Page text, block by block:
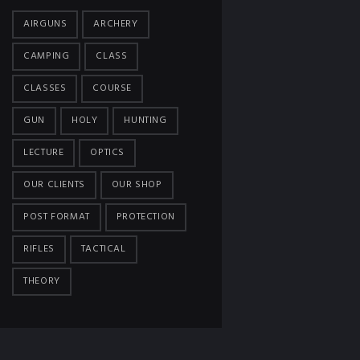
AIRGUNS
ARCHERY
CAMPING
CLASS
CLASSES
COURSE
GUN
HOLY
HUNTING
LECTURE
OPTICS
OUR CLIENTS
OUR SHOP
POST FORMAT
PROTECTION
RIFLES
TACTICAL
THEORY